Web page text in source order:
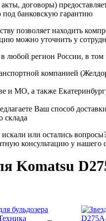
договоры)
под банковскую гарантию
позволяет находить
можно уточнить у
в любой регион России, в
компанией
и МО, а также
Ваш способ
склада
или остались
консультацию у нашего
Komatsu